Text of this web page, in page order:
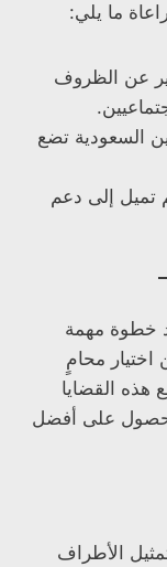
ما يلي:
عن الظروف
السعودية تضع
تميل إلى دعم
خطوة مهمة
محامٍ
هذه القضايا
على أفضل
الأطراف